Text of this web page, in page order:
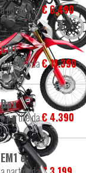
a partire da€ 6.490
CRF
a partire da€ 11.390
Dax
a partire da€ 4.390
EM1 e: